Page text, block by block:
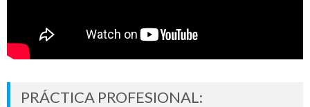
PRÁCTICA PROFESIONAL: